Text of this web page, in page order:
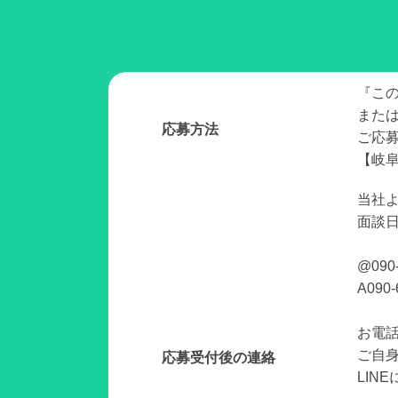
応募方法
『こ
また
ご応
【岐
応募受付後の連絡
当社
面談
お電
ご自
LINE